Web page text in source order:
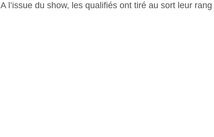
A l’issue du show, les qualifiés ont tiré au sort leur